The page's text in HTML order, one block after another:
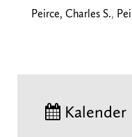
Peirce, Charles S.,
Kalender